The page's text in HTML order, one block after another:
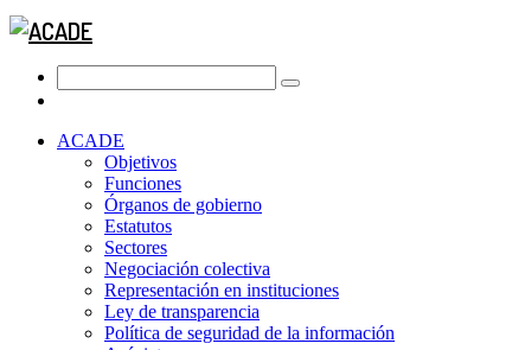
ACADE
Objetivos
Funciones
Órganos de gobierno
Estatutos
Sectores
Negociación colectiva
Representación en instituciones
Ley de transparencia
Política de seguridad de la información